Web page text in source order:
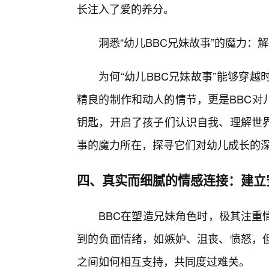
长注入了爱的养分。
洞悉“幼儿BBC兄妹故事”的魔力：
为何“幼儿BBC兄妹故事”能够穿
精良的制作和动人的情节，更是BBC
钥匙，开启了孩子们认识自我、理解
事的魔力所在，探寻它们对幼儿成长的
四、真实而细腻的情感连接：建
BBC在塑造兄妹角色时，极其注
到的负面情绪，如嫉妒、沮丧、愤怒
之间如何相互支持，共同度过难关。